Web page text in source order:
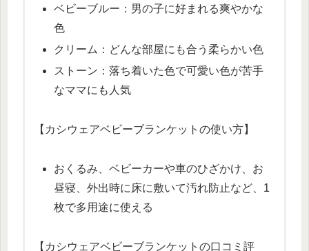
ベビーブルー：男の子に好まれる爽やかな
色
クリーム：どんな部屋にも合う柔らかい色
ストーン：落ち着いた色で可愛い色が苦手
なママにも人気
【カシウェアベビーブランケットの使い方】
おくるみ、ベビーカーや車のひざかけ、お
昼寝、外出時に床に敷いて汚れ防止など、1
枚で多用途に使える
【カシウェアベビーブランケットの口コミ評